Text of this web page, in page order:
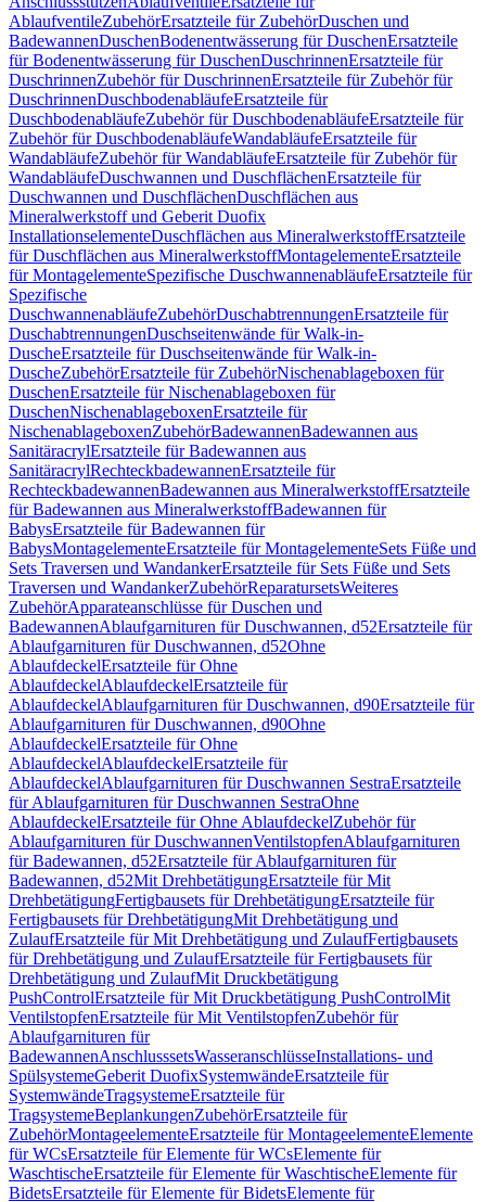
AblaufventileZubehörErsatzteile für ZubehörDuschen und
BadewannenDuschenBodenentwässerung für DuschenErsatzteile
für Bodenentwässerung für DuschenDuschrinnenErsatzteile für
DuschrinnenZubehör für DuschrinnenErsatzteile für Zubehör für
DuschrinnenDuschbodenabläufeErsatzteile für
DuschbodenabläufeZubehör für DuschbodenabläufeErsatzteile für
Zubehör für DuschbodenabläufeWandabläufeErsatzteile für
WandabläufeZubehör für WandabläufeErsatzteile für Zubehör für
WandabläufeDuschwannen und DuschflächenErsatzteile für
Duschwannen und DuschflächenDuschflächen aus
Mineralwerkstoff und Geberit Duofix
InstallationselementeDuschflächen aus MineralwerkstoffErsatzteile
für Duschflächen aus MineralwerkstoffMontagelementeErsatzteile
für MontagelementeSpezifische DuschwannenabläufeErsatzteile für
Spezifische
DuschwannenabläufeZubehörDuschabtrennungenErsatzteile für
DuschabtrennungenDuschseitenwände für Walk-in-
DuscheErsatzteile für Duschseitenwände für Walk-in-
DuscheZubehörErsatzteile für ZubehörNischenablageboxen für
DuschenErsatzteile für Nischenablageboxen für
DuschenNischenablageboxenErsatzteile für
NischenablageboxenZubehörBadewannenBadewannen aus
SanitäracrylErsatzteile für Badewannen aus
SanitäracrylRechteckbadewannenErsatzteile für
RechteckbadewannenBadewannen aus MineralwerkstoffErsatzteile
für Badewannen aus MineralwerkstoffBadewannen für
BabysErsatzteile für Badewannen für
BabysMontagelementeErsatzteile für MontagelementeSets Füße und
Sets Traversen und WandankerErsatzteile für Sets Füße und Sets
Traversen und WandankerZubehörReparatursetsWeiteres
ZubehörApparateanschlüsse für Duschen und
BadewannenAblaufgarnituren für Duschwannen, d52Ersatzteile für
Ablaufgarnituren für Duschwannen, d52Ohne
AblaufdeckelErsatzteile für Ohne
AblaufdeckelAblaufdeckelErsatzteile für
AblaufdeckelAblaufgarnituren für Duschwannen, d90Ersatzteile für
Ablaufgarnituren für Duschwannen, d90Ohne
AblaufdeckelErsatzteile für Ohne
AblaufdeckelAblaufdeckelErsatzteile für
AblaufdeckelAblaufgarnituren für Duschwannen SestraErsatzteile
für Ablaufgarnituren für Duschwannen SestraOhne
AblaufdeckelErsatzteile für Ohne AblaufdeckelZubehör für
Ablaufgarnituren für DuschwannenVentilstopfenAblaufgarnituren
für Badewannen, d52Ersatzteile für Ablaufgarnituren für
Badewannen, d52Mit DrehbetätigungErsatzteile für Mit
DrehbetätigungFertigbausets für DrehbetätigungErsatzteile für
Fertigbausets für DrehbetätigungMit Drehbetätigung und
ZulaufErsatzteile für Mit Drehbetätigung und ZulaufFertigbausets
für Drehbetätigung und ZulaufErsatzteile für Fertigbausets für
Drehbetätigung und ZulaufMit Druckbetätigung
PushControlErsatzteile für Mit Druckbetätigung PushControlMit
VentilstopfenErsatzteile für Mit VentilstopfenZubehör für
Ablaufgarnituren für
BadewannenAnschlusssetsWasseranschlüsseInstallations- und
SpülsystemeGeberit DuofixSystemwändeErsatzteile für
SystemwändeTragsystemeErsatzteile für
TragsystemeBeplankungenZubehörErsatzteile für
ZubehörMontageelementeErsatzteile für MontageelementeElemente
für WCsErsatzteile für Elemente für WCsElemente für
WaschtischeErsatzteile für Elemente für WaschtischeElemente für
BidetsErsatzteile für Elemente für BidetsElemente für